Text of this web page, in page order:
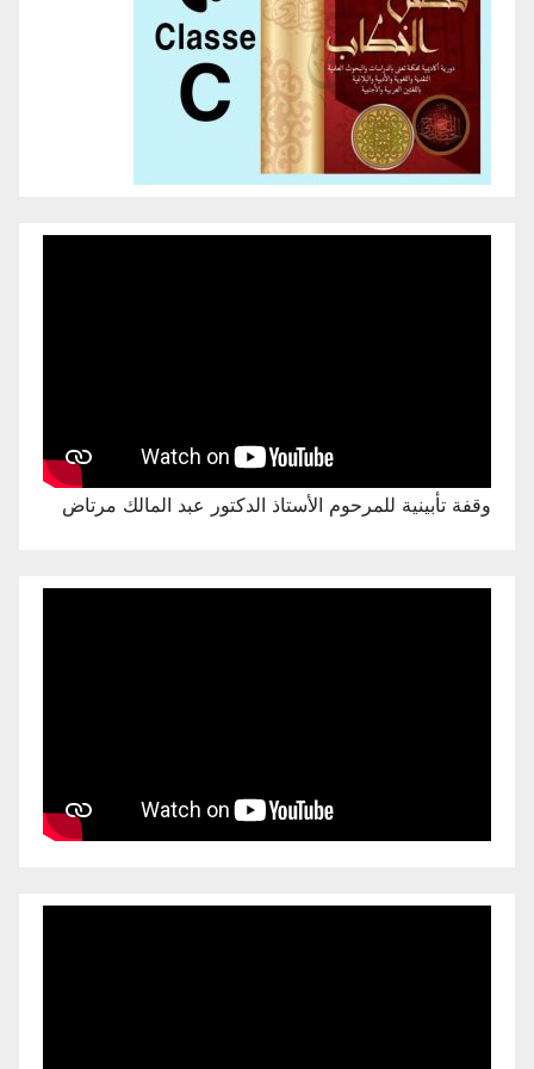
وقفة تأبينية للمرحوم الأستاذ الدكتور عبد المالك مرتاض